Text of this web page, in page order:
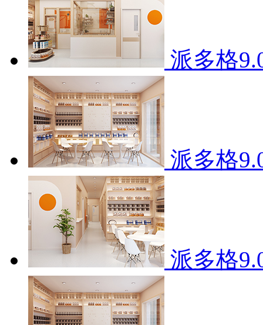
派多格
派多格
派多格